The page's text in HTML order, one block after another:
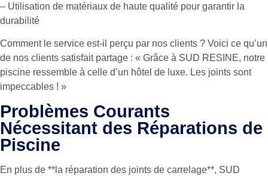
– Utilisation de matériaux de haute qualité pour garantir la
durabilité
Comment le service est-il perçu par nos clients ? Voici ce qu’un
de nos clients satisfait partage : « Grâce à SUD RESINE, notre
piscine ressemble à celle d’un hôtel de luxe. Les joints sont
impeccables ! »
Problèmes Courants
Nécessitant des Réparations de
Piscine
En plus de **la réparation des joints de carrelage**, SUD